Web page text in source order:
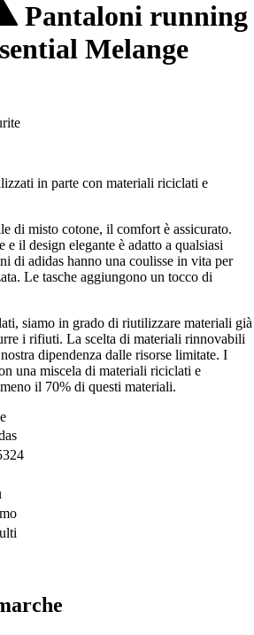
Pantaloni running
Melange
in parte con materiali riciclati e
di misto cotone, il comfort è assicurato.
il design elegante è adatto a qualsiasi
di adidas hanno una coulisse in vita per
Le tasche aggiungono un tocco di
siamo in grado di riutilizzare materiali già
i rifiuti. La scelta di materiali rinnovabili
dipendenza dalle risorse limitate. I
una miscela di materiali riciclati e
il 70% di questi materiali.